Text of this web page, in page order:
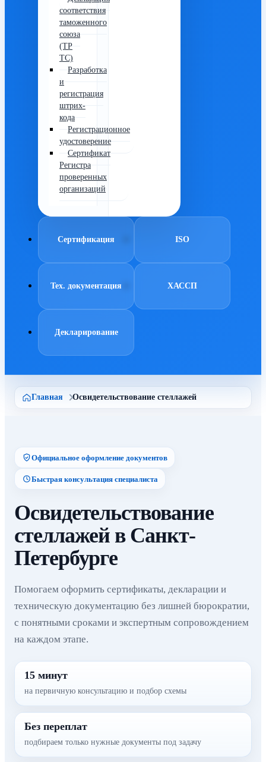
соответствия
таможенного
союза
(ТР
ТС)
Разработка
и
регистрация
штрих-
кода
Регистрационное
удостоверение
Сертификат
Регистра
проверенных
организаций
Сертификация ISO
Тех. документация ХАССП
Декларирование
Главная Освидетельствование стеллажей
Официальное оформление документов
Быстрая консультация специалиста
Освидетельствование
стеллажей в Санкт-
Петербурге
Помогаем оформить сертификаты, декларации и
техническую документацию без лишней бюрократии,
с понятными сроками и экспертным сопровождением
на каждом этапе.
15 минут
на первичную консультацию и подбор схемы
Без переплат
подбираем только нужные документы под задачу